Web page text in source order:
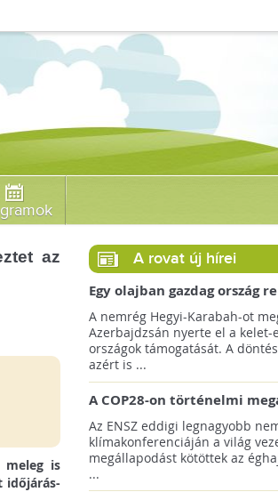
az
meleg is
időjárás-
A rovat új hírei
Egy olajban gazdag ország
jövőre a COP29 klímacsúcsot
A nemrég Hegyi-Karabah-ot
Azerbajdzsán nyerte el a kelet-
országok támogatását. A
azért is ...
A COP28-on történelmi
született! - Összefoglaló az
klímacsúcsáról
Az ENSZ eddigi legnagyobb
klímakonferenciáján a világ
megállapodást kötöttek az
...